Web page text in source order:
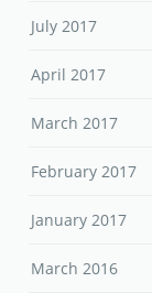
July 2017
April 2017
March 2017
February 2017
January 2017
March 2016